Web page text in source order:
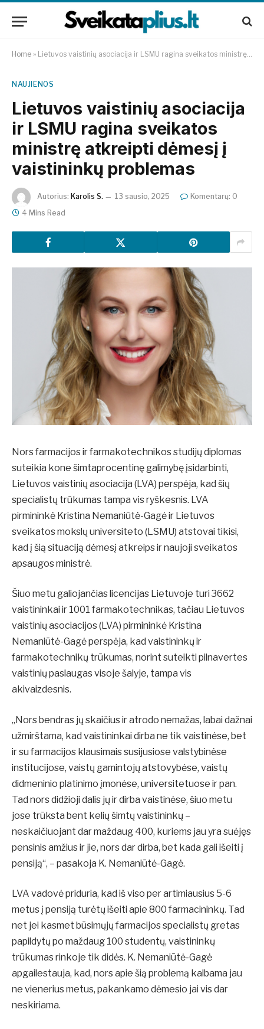
Home » Lietuvos vaistinių asociacija ir LSMU ragina sveikatos ministrę atkreipti dėmesį į vaistininkų problemas
NAUJIENOS
Lietuvos vaistinių asociacija
ir LSMU ragina sveikatos
ministrę atkreipti dėmesį į
vaistininkų problemas
Autorius: Karolis S. 13 sausio, 2025
Komentarų: 0
4 Mins Read
Nors farmacijos ir farmakotechnikos studijų diplomas
suteikia kone šimtaprocentinę galimybę įsidarbinti,
Lietuvos vaistinių asociacija (LVA) perspėja, kad šių
specialistų trūkumas tampa vis ryškesnis. LVA
pirmininkė Kristina Nemaniūtė-Gagė ir Lietuvos
sveikatos mokslų universiteto (LSMU) atstovai tikisi,
kad į šią situaciją dėmesį atkreips ir naujoji sveikatos
apsaugos ministrė.
Šiuo metu galiojančias licencijas Lietuvoje turi 3662
vaistininkai ir 1001 farmakotechnikas, tačiau Lietuvos
vaistinių asociacijos (LVA) pirmininkė Kristina
Nemaniūtė-Gagė perspėja, kad vaistininkų ir
farmakotechnikų trūkumas, norint suteikti pilnavertes
vaistinių paslaugas visoje šalyje, tampa vis
akivaizdesnis.
„Nors bendras jų skaičius ir atrodo nemažas, labai dažnai
užmirštama, kad vaistininkai dirba ne tik vaistinėse, bet
ir su farmacijos klausimais susijusiose valstybinėse
institucijose, vaistų gamintojų atstovybėse, vaistų
didmeninio platinimo įmonėse, universitetuose ir pan.
Tad nors didžioji dalis jų ir dirba vaistinėse, šiuo metu
jose trūksta bent kelių šimtų vaistininkų –
neskaičiuojant dar maždaug 400, kuriems jau yra suėjęs
pensinis amžius ir jie, nors dar dirba, bet kada gali išeiti į
pensiją“, – pasakoja K. Nemaniūtė-Gagė.
LVA vadovė priduria, kad iš viso per artimiausius 5-6
metus į pensiją turėtų išeiti apie 800 farmacininkų. Tad
net jei kasmet būsimųjų farmacijos specialistų gretas
papildytų po maždaug 100 studentų, vaistininkų
trūkumas rinkoje tik didės. K. Nemaniūtė-Gagė
apgailestauja, kad, nors apie šią problemą kalbama jau
ne vienerius metus, pakankamo dėmesio jai vis dar
neskiriama.